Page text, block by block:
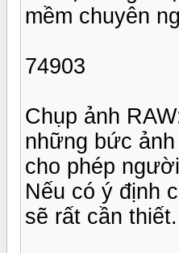
mềm chuyên
74903
Chụp ảnh
những bức
cho phép
Nếu có ý định
sẽ rất cần thiết.